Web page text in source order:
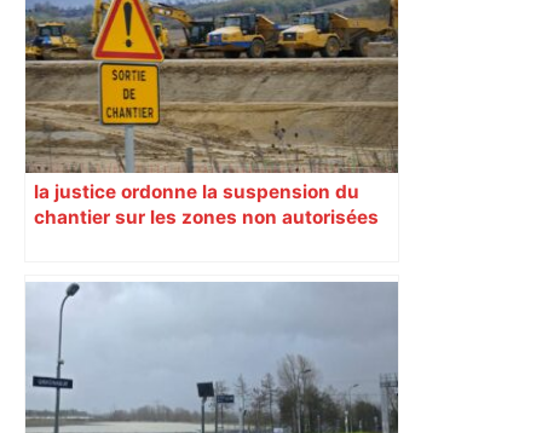
la justice ordonne la suspension du
chantier sur les zones non autorisées